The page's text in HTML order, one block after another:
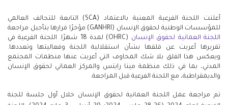
أعلنت اللجنة الفرعية المعنية بالاعتماد (SCA) التابعة للتحالف العالمي
للمؤسسات الوطنية لحقوق الإنسان (GANHRI) مؤخرًا قرارها بتأجيل مراجعة
اللجنة العمانية لحقوق الإنسان
(OHRC) لمدة 18 شهرًا. اللجنة الفرعية في
تقريرها أعربت عن قلقها بشأن استقلالية اللجنة وفعاليتها وتعددها.
ويعكس هذا القلق بلا شك المخاوف التي أعربت عنها منظمات المجتمع
المدني، بما في ذلك منظمة مينا رايتس والمركز العماني لحقوق الإنسان
والديمقراطية، مع اللجنة الفرعية قبل المراجعة.
تم مراجعة عمل اللجنة العمانية لحقوق الإنسان خلال أول جلسة للجنة